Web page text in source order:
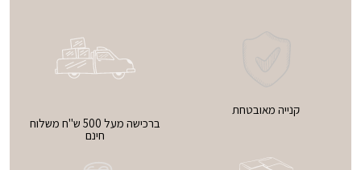
קנייה מאובטחת
ברכישה מעל 500 ש"ח משלוח
חינם